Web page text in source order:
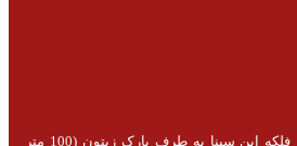
تبریز، ولیعصر، خیابان تختی، فلکه ابن سینا به طرف پارک زیتون (100 متر